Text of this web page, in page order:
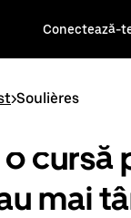
Conectează-
>Soulières
cursă
mai